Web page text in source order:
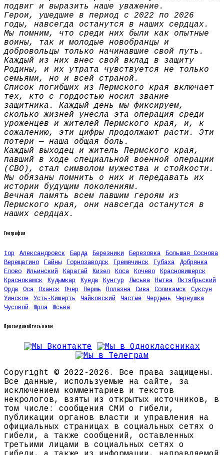
подвиг и выразить наше уважение.
Герои, ушедшие в период с 2022 по 2026
годы, навсегда останутся в наших сердцах.
Мы помним, что среди них были как опытные
воины, так и молодые новобранцы и
добровольцы только начинавшие свой путь.
Каждый из них внес свой вклад в защиту
Родины, и их утрата чувствуется не только
семьями, но и всей страной.
Список погибших из Пермского края включает
тех, кто с гордостью носил звание
защитника. Каждый день мы фиксируем,
сколько жизней унесла эта операция среди
уроженцев и жителей Пермского края, и, к
сожалению, эти цифры продолжают расти. Эти
потери — наша общая боль.
Каждый выходец и житель Пермского края,
павший в ходе специальной военной операции
(СВО), стал символом мужества и стойкости.
Мы обязаны помнить о них и передавать их
истории будущим поколениям.
Вечная память всем павшим героям из
Пермского края, они навсегда останутся в
наших сердцах.
География
top Александровск Барда Березники Березовка
Большая Соснова
Верещагино
Гайны Горнозаводск Гремячинск Губаха
Добрянка
Елово
Ильинский Карагай Кизел Коса Кочево
Красновишерск
Краснокамск
Кудымкар Куеда Кунгур Лысьва Нытва
Октябрьский
Орда
Оса Оханск Очер Пермь Полазна Сива Соликамск
Суксун
Уинское
Усть-Кишерть Чайковский Частые Чердынь
Чернушка
Чусовой
Юрла Юсьва
Присоединяйтесь к нам
Copyright © 2022-2026. Все права защищены.
Все данные, используемые на сайте, за
исключением комментариев и текстов
некрологов, взяты из открытых источников, в
том числе: сообщения СМИ о гибели,
публикации органов власти и управления на
официальных страницах в социальных сетях о
гибели, а также сообщений, оставленных
третьими лицами в социальных сетях о